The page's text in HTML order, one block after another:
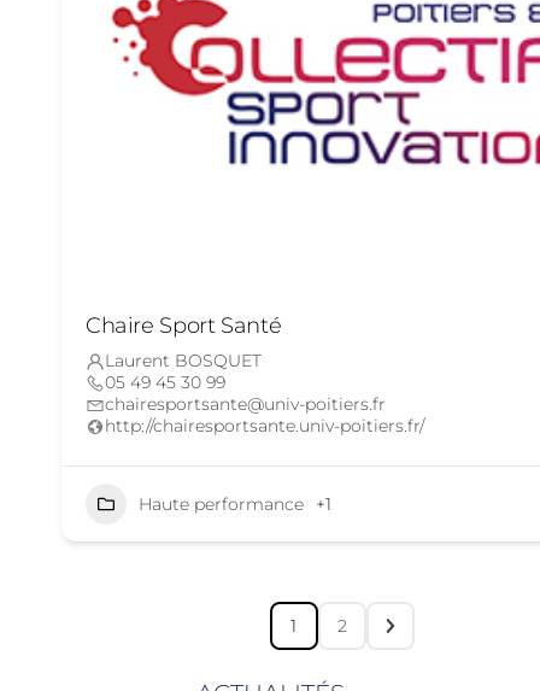
Chaire Sport Santé
Laurent BOSQUET
05 49 45 30 99
chairesportsante@univ-poitiers.fr
http://chairesportsante.univ-poitiers.fr/
Haute performance +1
1 2